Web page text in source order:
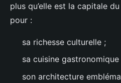
plus qu’elle est la capitale
pour :
sa richesse culturelle ;
sa cuisine gastronomique
son architecture